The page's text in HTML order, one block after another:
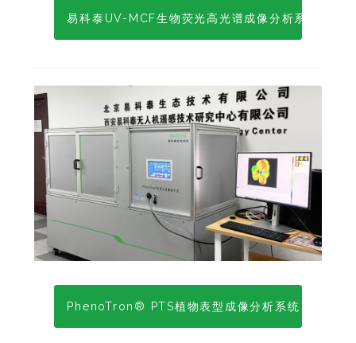
易科泰UV-MCF生物荧光高光谱成像分析系统
PhenoTron® PTS植物表型成像分析系统